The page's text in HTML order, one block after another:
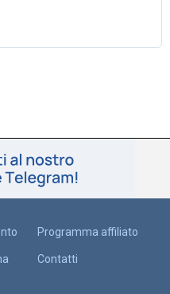
Programma affiliato
Contatti